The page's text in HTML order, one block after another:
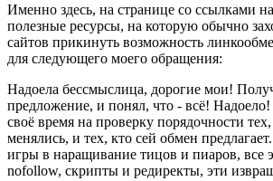
Именно здесь, на странице со ссылками
полезные ресурсы, на которую обычно
сайтов прикинуть возможность
для следующего моего обращения:
Надоела бессмыслица, дорогие мои!
предложение, и понял, что - всё! Надоело!
своё время на проверку порядочности
менялись, и тех, кто сей обмен
игры в наращивание тицов и пиаров, все
nofollow, скрипты и редиректы, эти